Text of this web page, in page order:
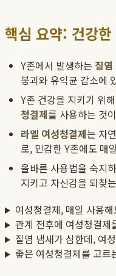
핵심 요약: 건강
Y존에서 발생하는 질염
붕괴와 유익균 감소에
Y존 건강을 지키기 위
청결제를 사용하는 것
라엘 여성청결제는 자
로, 민감한 Y존에도 매
올바른 사용법을 숙지
지키고 자신감을 되찾
여성청결제, 매일 사용
관계 전후에 여성청결제
질염 냄새가 심한데, 여
좋은 여성청결제를 고르